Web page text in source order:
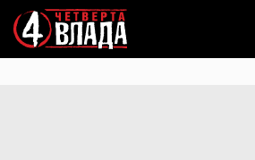
Перейти
до
основного
вмісту